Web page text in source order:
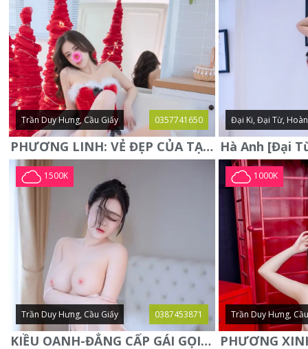
Trần Duy Hưng, Cầu Giấy 0357741650
PHƯƠNG LINH: VẺ ĐẸP CỦA TẠO HÓA, XINH ĐẸP, SEXY, QUYỄN RŨ
Đại Ki, Đại Từ,
1500K
Trần Duy Hưng, Cầu Giấy 0387453871
KIỀU OANH-ĐẲNG CẤP GÁI GỌI XINH SANG-NGOAN NGOÃN
1000K
Trần Duy Hưng,